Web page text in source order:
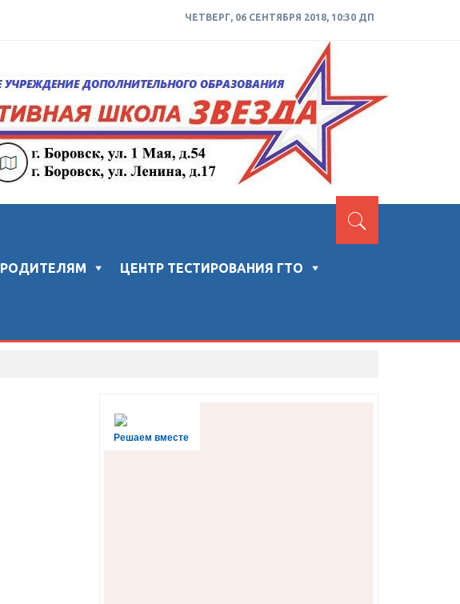
ЧЕТВЕРГ, 06 СЕНТЯБРЯ 2018, 10:30 ДП
РОДИТЕЛЯМ ЦЕНТР ТЕСТИРОВАНИЯ ГТО
Решаем вместе